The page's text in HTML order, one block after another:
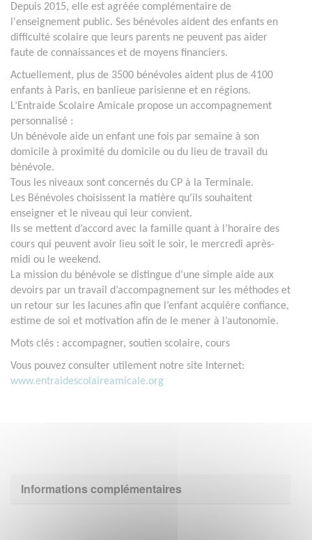
Depuis 2015, elle est agréée complémentaire de
l'enseignement public. Ses bénévoles aident des enfants en
difficulté scolaire que leurs parents ne peuvent pas aider
faute de connaissances et de moyens financiers.
Actuellement, plus de 3500 bénévoles aident plus de 4100
enfants à Paris, en banlieue parisienne et en régions.
L’Entraide Scolaire Amicale propose un accompagnement
personnalisé :
Un bénévole aide un enfant une fois par semaine à son
domicile à proximité du domicile ou du lieu de travail du
bénévole.
Tous les niveaux sont concernés du CP à la Terminale.
Les Bénévoles choisissent la matière qu’ils souhaitent
enseigner et le niveau qui leur convient.
Ils se mettent d’accord avec la famille quant à l’horaire des
cours qui peuvent avoir lieu soit le soir, le mercredi après-
midi ou le weekend.
La mission du bénévole se distingue d’une simple aide aux
devoirs par un travail d’accompagnement sur les méthodes et
un retour sur les lacunes afin que l’enfant acquière confiance,
estime de soi et motivation afin de le mener à l’autonomie.
Mots clés : accompagner, soutien scolaire, cours
Vous pouvez consulter utilement notre site Internet:
www.entraidescolaireamicale.org
Informations complémentaires